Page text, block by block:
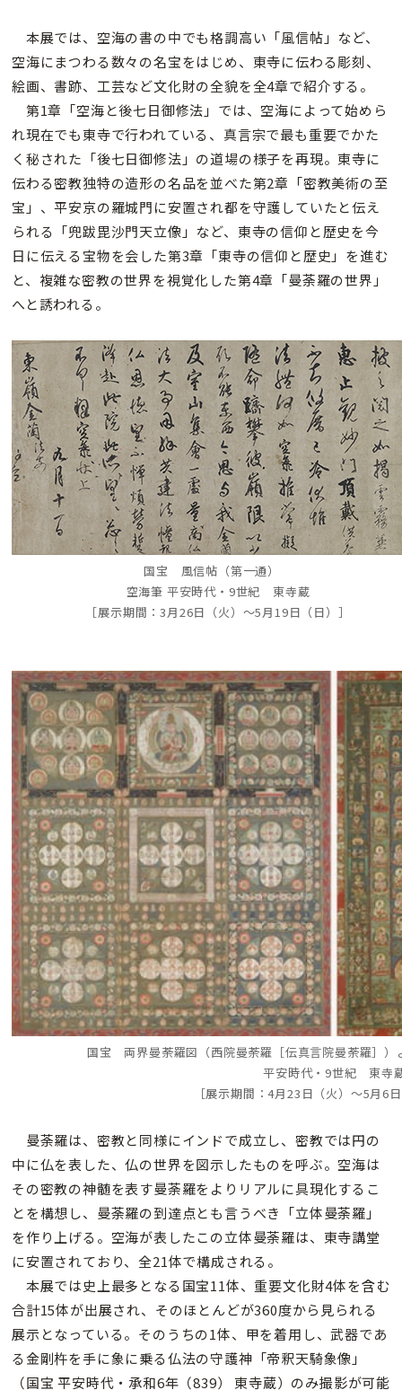
本展では、空海の書の中でも格調高い「風信帖」など、
空海にまつわる数々の名宝をはじめ、東寺に伝わる彫刻、
絵画、書跡、工芸など文化財の全貌を全4章で紹介する。
第1章「空海と後七日御修法」では、空海によって始めら
れ現在でも東寺で行われている、真言宗で最も重要でかた
く秘された「後七日御修法」の道場の様子を再現。東寺に
伝わる密教独特の造形の名品を並べた第2章「密教美術の至
宝」、平安京の羅城門に安置され都を守護していたと伝え
られる「兜跋毘沙門天立像」など、東寺の信仰と歴史を今
日に伝える宝物を会した第3章「東寺の信仰と歴史」を進む
と、複雑な密教の世界を視覚化した第4章「曼荼羅の世界」
へと誘われる。
国宝 風信帖（第一通）
空海筆 平安時代・9世紀 東寺蔵
［展示期間：3月26日（火）～5月19日（日）］
国宝 両界曼荼羅図（西院曼荼羅［伝真言院曼荼羅］）
平安時代・9世紀 東寺
［展示期間：4月23日（火）～5月6
曼荼羅は、密教と同様にインドで成立し、密教では円の
中に仏を表した、仏の世界を図示したものを呼ぶ。空海は
その密教の神髄を表す曼荼羅をよりリアルに具現化するこ
とを構想し、曼荼羅の到達点とも言うべき「立体曼荼羅」
を作り上げる。空海が表したこの立体曼荼羅は、東寺講堂
に安置されており、全21体で構成される。
本展では史上最多となる国宝11体、重要文化財4体を含む
合計15体が出展され、そのほとんどが360度から見られる
展示となっている。そのうちの1体、甲を着用し、武器であ
る金剛杵を手に象に乗る仏法の守護神「帝釈天騎象像」
（国宝 平安時代・承和6年（839） 東寺蔵）のみ撮影が可能